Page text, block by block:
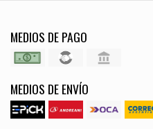
MEDIOS DE PAGO
MEDIOS DE ENVÍO